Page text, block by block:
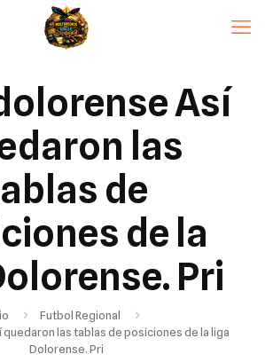
Así
las
de
de la
Pri
Futbol Regional
las tablas de posiciones de la liga
Dolorense. Pri